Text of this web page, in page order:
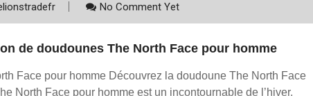
No Comment Yet
de doudounes The North Face pour homme
Face pour homme Découvrez la doudoune The North Face
North Face pour homme est un incontournable de l’hiver.